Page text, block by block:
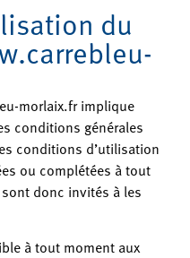
du
morlaix.fr implique
conditions générales
conditions d’utilisation
ou complétées à tout
donc invités à les
à tout moment aux